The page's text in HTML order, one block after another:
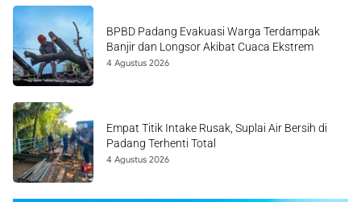
BPBD Padang Evakuasi Warga Terdampak
Banjir dan Longsor Akibat Cuaca Ekstrem
4 Agustus 2026
Empat Titik Intake Rusak, Suplai Air Bersih di
Padang Terhenti Total
4 Agustus 2026